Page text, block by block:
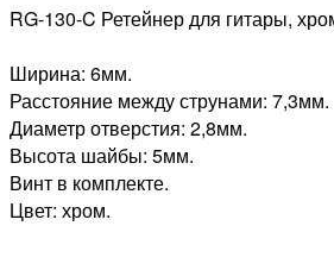
RG-130-C Ретейнер для гитары,
Ширина: 6мм.
Расстояние между струнами: 7,3мм.
Диаметр отверстия: 2,8мм.
Высота шайбы: 5мм.
Винт в комплекте.
Цвет: хром.